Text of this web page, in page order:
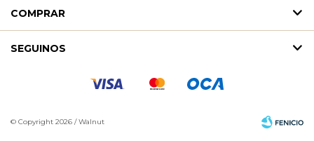
COMPRAR
SEGUINOS
© Copyright 2026 / Walnut